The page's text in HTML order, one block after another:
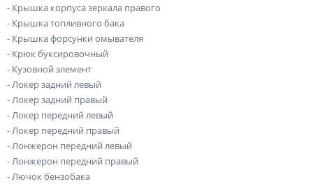
- Крышка корпуса зеркала правого
- Крышка топливного бака
- Крышка форсунки омывателя
- Крюк буксировочный
- Кузовной элемент
- Локер задний левый
- Локер задний правый
- Локер передний левый
- Локер передний правый
- Лонжерон передний левый
- Лонжерон передний правый
- Лючок бензобака